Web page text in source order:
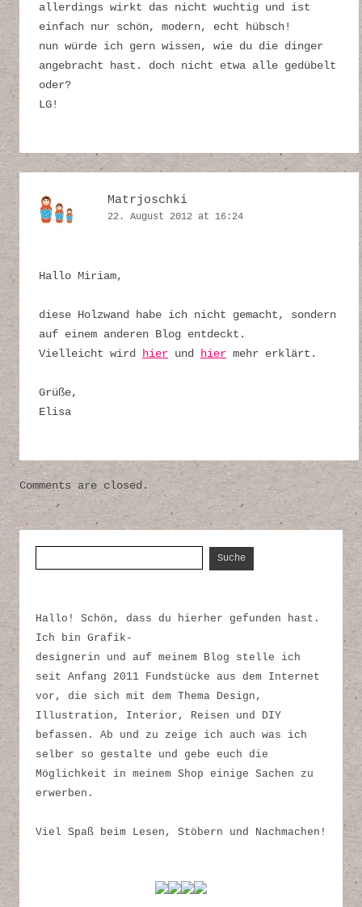
allerdings wirkt das nicht wuchtig und ist
einfach nur schön, modern, echt hübsch!
nun würde ich gern wissen, wie du die dinger
angebracht hast. doch nicht etwa alle gedübelt
oder?
LG!
Matrjoschki
22. August 2012 at 16:24
Hallo Miriam,
diese Holzwand habe ich nicht gemacht, sondern
auf einem anderen Blog entdeckt.
Vielleicht wird hier und hier mehr erklärt.
Grüße,
Elisa
Comments are closed.
Hallo! Schön, dass du hierher gefunden hast.
Ich bin Grafik-
designerin und auf meinem Blog stelle ich
seit Anfang 2011 Fundstücke aus dem Internet
vor, die sich mit dem Thema Design,
Illustration, Interior, Reisen und DIY
befassen. Ab und zu zeige ich auch was ich
selber so gestalte und gebe euch die
Möglichkeit in meinem Shop einige Sachen zu
erwerben.
Viel Spaß beim Lesen, Stöbern und Nachmachen!